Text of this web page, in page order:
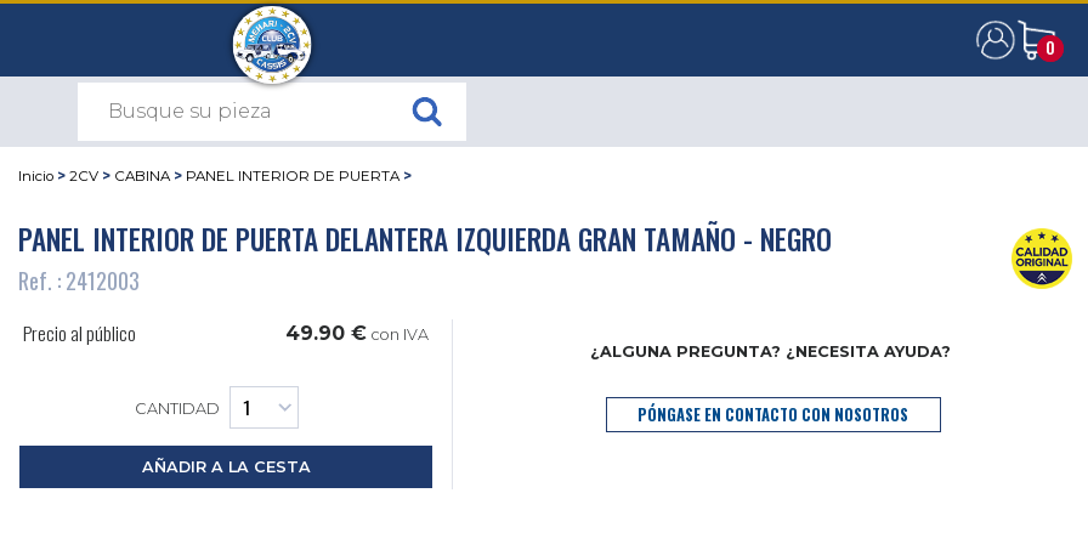
0
0
Inicio > 2CV > CABINA > PANEL INTERIOR DE PUERTA >
PANEL INTERIOR DE PUERTA DELANTERA IZQUIERDA GRAN TAMAÑO - NEGRO
Ref. : 2412003
Precio al público 49.90 € con IVA
CANTIDAD
AÑADIR A LA CESTA
¿ALGUNA PREGUNTA? ¿NECESITA AYUDA?
PÓNGASE EN CONTACTO CON NOSOTROS